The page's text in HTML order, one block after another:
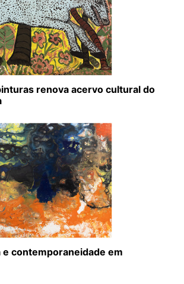
renova acervo cultural do
contemporaneidade em